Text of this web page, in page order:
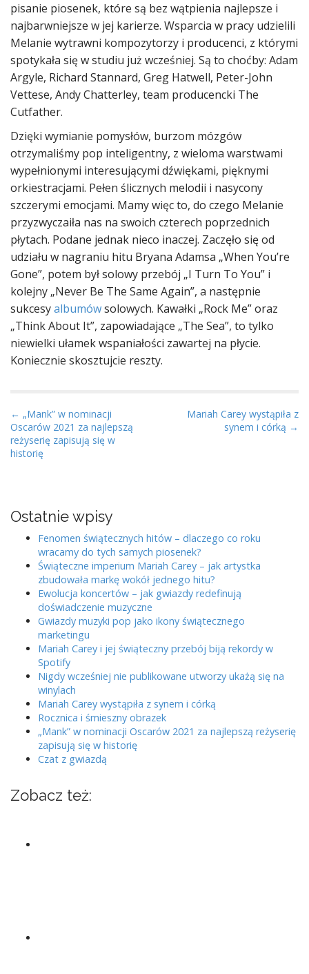
pisanie piosenek, które są bez wątpienia najlepsze i
najbarwniejsze w jej karierze. Wsparcia w pracy udzielili
Melanie wytrawni kompozytorzy i producenci, z którymi
spotykała się w studiu już wcześniej. Są to choćby: Adam
Argyle, Richard Stannard, Greg Hatwell, Peter-John
Vettese, Andy Chatterley, team producencki The
Cutfather.
Dzięki wymianie pomysłów, burzom mózgów
otrzymaliśmy pop inteligentny, z wieloma warstwami
wypełnionymi interesującymi dźwiękami, pięknymi
orkiestracjami. Pełen ślicznych melodii i nasycony
szczerymi emocjami. Mamy więc to, do czego Melanie
przyzwyczaiła nas na swoich czterech poprzednich
płytach. Podane jednak nieco inaczej. Zaczęło się od
udziału w nagraniu hitu Bryana Adamsa „When You’re
Gone”, potem był solowy przebój „I Turn To You” i
kolejny „Never Be The Same Again”, a następnie
sukcesyalbumówsolowych. Kawałki „Rock Me” oraz
„Think About It”, zapowiadające „The Sea”, to tylko
niewielki ułamek wspaniałości zawartej na płycie.
Koniecznie skosztujcie reszty.
P
o
s
v
← „Mank” w nominacji
Oscarów 2021 za najlepszą
reżyserię zapisują się w
historię
Mariah Carey wystąpiła z
synem i córką →
Ostatnie wpisy
Fenomen świątecznych hitów – dlaczego co roku
wracamy do tych samych piosenek?
Świąteczne imperium Mariah Carey – jak artystka
zbudowała markę wokół jednego hitu?
Ewolucja koncertów – jak gwiazdy redefinują
doświadczenie muzyczne
Gwiazdy muzyki pop jako ikony świątecznego
marketingu
Mariah Carey i jej świąteczny przebój biją rekordy w
Spotify
Nigdy wcześniej nie publikowane utworzy ukażą się na
winylach
Mariah Carey wystąpiła z synem i córką
Rocznica i śmieszny obrazek
„Mank” w nominacji Oscarów 2021 za najlepszą reżyserię
zapisują się w historię
Czat z gwiazdą
Zobacz też: